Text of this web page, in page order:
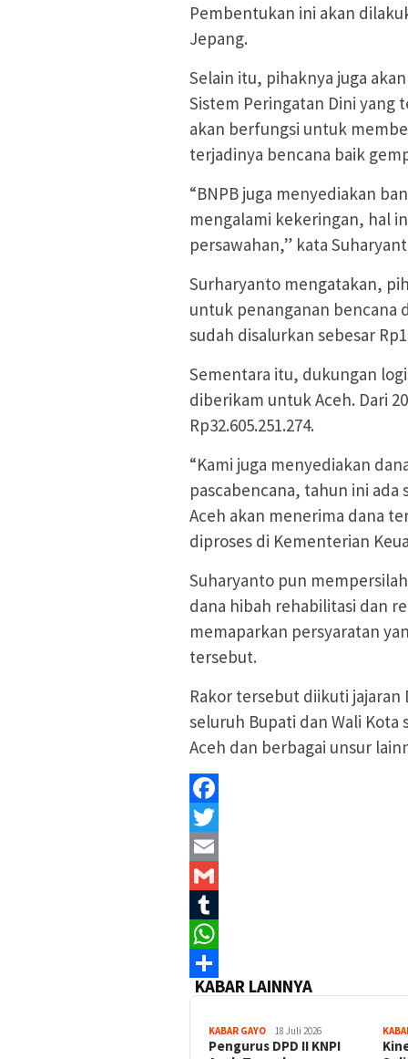
Pembentukan ini akan
Jepang.
Selain itu, pihaknya juga
Sistem Peringatan Dini yang
akan berfungsi untuk
terjadinya bencana baik
“BNPB juga menyediakan
mengalami kekeringan, hal
persawahan,” kata
Surharyanto mengatakan,
untuk penanganan bencana
sudah disalurkan sebesar
Sementara itu, dukungan
diberikam untuk Aceh. Dari
Rp32.605.251.274.
“Kami juga menyediakan
pascabencana, tahun ini
Aceh akan menerima dana
diproses di Kementerian
Suharyanto pun
dana hibah rehabilitasi dan
memaparkan persyaratan
tersebut.
Rakor tersebut diikuti jajaran
seluruh Bupati dan Wali Kota
Aceh dan berbagai unsur
Facebook
Twitter
Email
Gmail
Tumblr
WhatsApp
Share
KABAR LAINNYA
KABAR GAYO 18 Juli 2026
‎Pengurus DPD II KNPI